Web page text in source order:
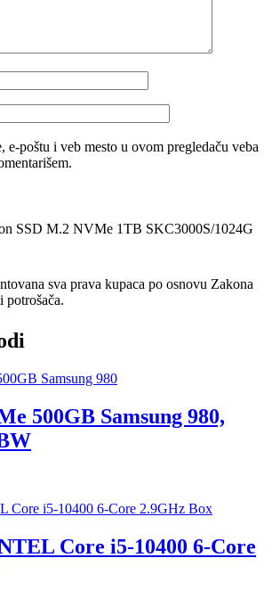
e-poštu i veb mesto u ovom pregledaču veba
SSD M.2 NVMe 1TB SKC3000S/1024G
sva prava kupaca po osnovu Zakona
potrošača.
500GB Samsung 980,
Core i5-10400 6-Core